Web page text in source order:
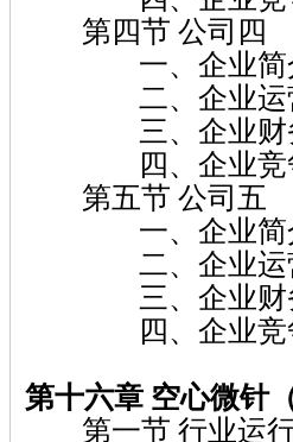
第四节 公司四
一、企业简
二、企业运
三、企业财
四、企业竞争
第五节 公司五
一、企业简
二、企业运
三、企业财
四、企业竞争
第十六章 空心微针
第一节 行业运行